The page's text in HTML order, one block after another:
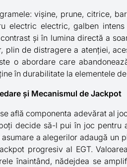
vișine, prune, citrice,
electric electric, galben
și în lumina directă a
plin de distragere a atenției,
o abordare care
în durabilitate la elementele
și Mecanismul de Jackpot
află componenta adevărat al
decide să-l pui în joc pentru
a alegerilor adaugă un
progresiv al EGT.
înaintând, nădejdea se